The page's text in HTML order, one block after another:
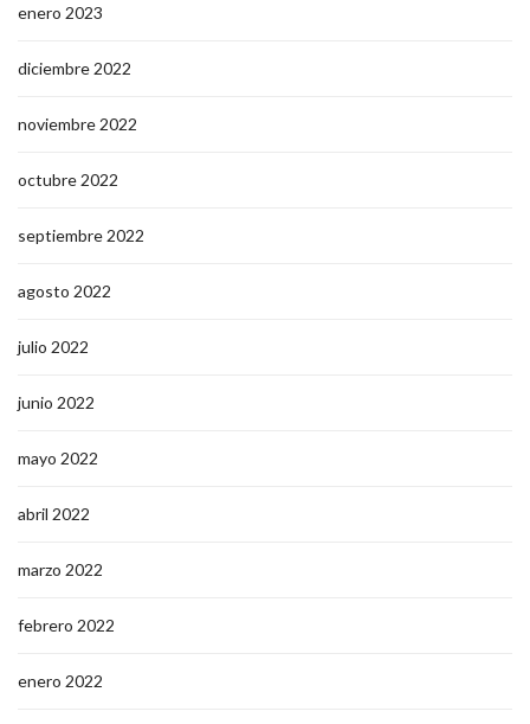
enero 2023
diciembre 2022
noviembre 2022
octubre 2022
septiembre 2022
agosto 2022
julio 2022
junio 2022
mayo 2022
abril 2022
marzo 2022
febrero 2022
enero 2022